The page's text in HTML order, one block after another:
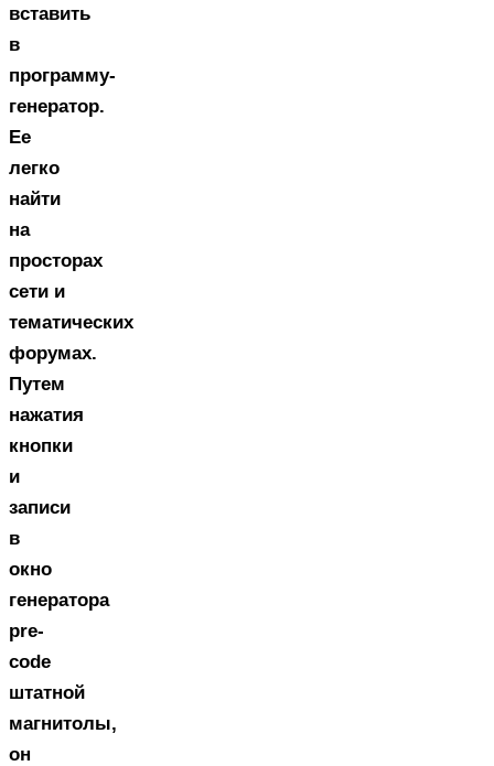
вставить
в
программу-
генератор.
Ее
легко
найти
на
просторах
сети и
тематических
форумах.
Путем
нажатия
кнопки
и
записи
в
окно
генератора
pre-
code
штатной
магнитолы,
он